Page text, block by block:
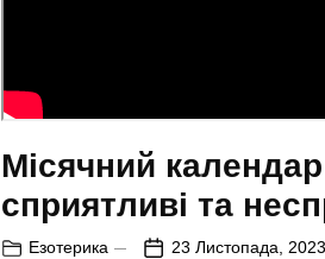
Місячний
сприятливі та
Езотерика 23 Листопада, 2023